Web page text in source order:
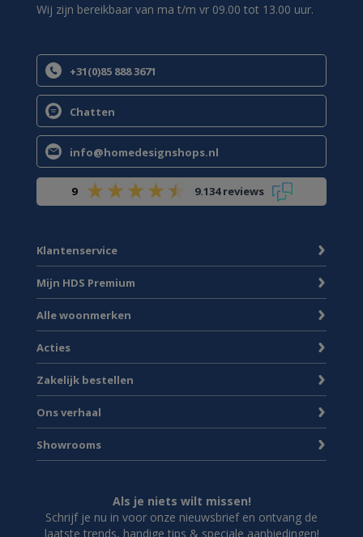
Wij zijn bereikbaar van ma t/m vr 09.00 tot 13.00 uur.
+31(0)85 888 3671
Chatten
info@homedesignshops.nl
9 9.134 reviews
Klantenservice
Mijn HDS Premium
Alle woonmerken
Acties
Zakelijk bestellen
Ons verhaal
Showrooms
Als je niets wilt missen!
Schrijf je nu in voor onze nieuwsbrief en ontvang de
laatste trends, handige tips & speciale aanbiedingen!